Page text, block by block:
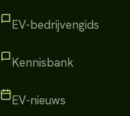
EV-bedrijvengids
Kennisbank
EV-nieuws